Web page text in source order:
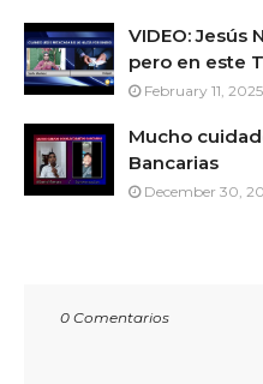
VIDEO: Jesús
pero en este
February 11, 2025
Mucho
Bancarias
December 30,
0 Comentarios